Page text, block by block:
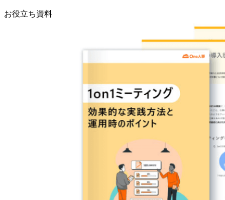
お役立ち資料